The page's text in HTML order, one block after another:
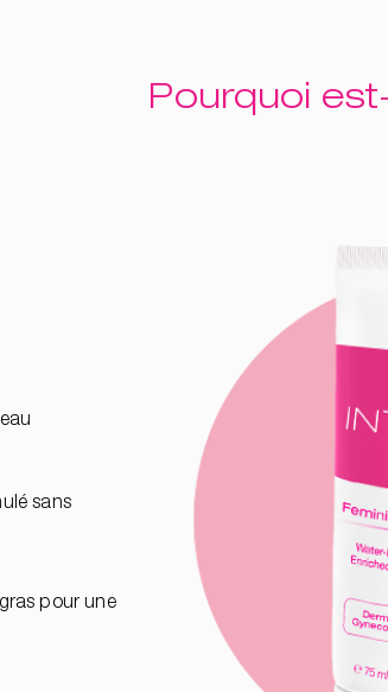
Pourquoi
sans
pour une